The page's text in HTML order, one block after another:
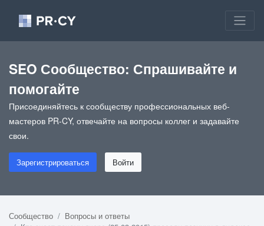
SEO Сообщество: Спрашивайте и
помогайте
Присоединяйтесь к сообществу профессиональных веб-
мастеров PR-CY, отвечайте на вопросы коллег и задавайте
свои.
Зарегистрироваться Войти
Сообщество
Вопросы и ответы